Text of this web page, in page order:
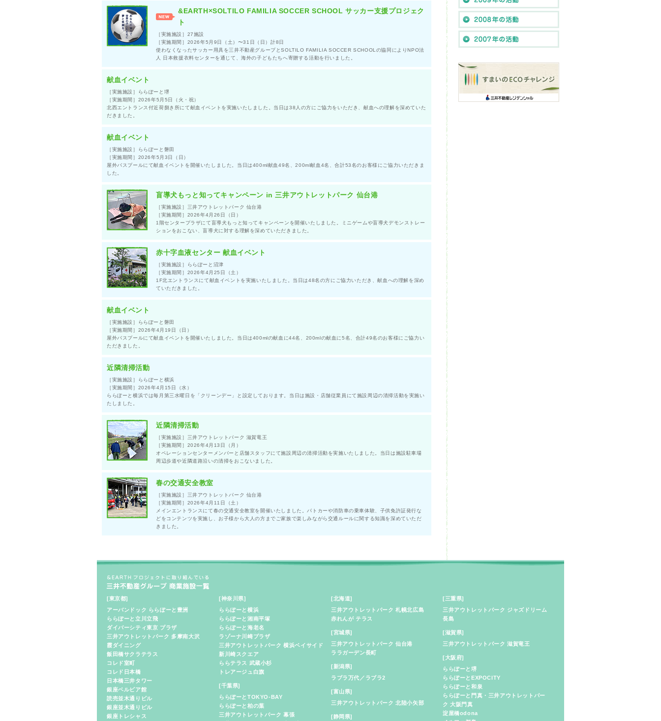
&EARTH×SOLTILO FAMILIA SOCCER SCHOOL サッカー支援プロジェク
ト
［実施施設］27施設
［実施期間］2026年5月9日（土）〜31日（日）計8日
使わなくなったサッカー用具を三井不動産グループとSOLTILO FAMILIA SOCCER SCHOOLの協同によりNPO法
人 日本救援衣料センターを通じて、海外の子どもたちへ寄贈する活動を行いました。
献血イベント
［実施施設］ららぽーと堺
［実施期間］2026年5月5日（火・祝）
北西エントランス付近荷捌き所にて献血イベントを実施いたしました。当日は38人の方にご協力をいただき、献血への理解を深めていた
だきました。
献血イベント
［実施施設］ららぽーと磐田
［実施期間］2026年5月3日（日）
屋外バスプールにて献血イベントを開催いたしました。当日は400ml献血49名、200ml献血4名、合計53名のお客様にご協力いただきま
した。
盲導犬もっと知ってキャンペーン in 三井アウトレットパーク 仙台港
［実施施設］三井アウトレットパーク 仙台港
［実施期間］2026年4月26日（日）
1階センタープラザにて盲導犬もっと知ってキャンペーンを開催いたしました。ミニゲームや盲導犬デモンストレー
ションをおこない、盲導犬に対する理解を深めていただきました。
赤十字血液センター 献血イベント
［実施施設］ららぽーと沼津
［実施期間］2026年4月25日（土）
1F北エントランスにて献血イベントを実施いたしました。当日は48名の方にご協力いただき、献血への理解を深め
ていただきました。
献血イベント
［実施施設］ららぽーと磐田
［実施期間］2026年4月19日（日）
屋外バスプールにて献血イベントを開催いたしました。当日は400mlの献血に44名、200mlの献血に5名、合計49名のお客様にご協力い
ただきました。
近隣清掃活動
［実施施設］ららぽーと横浜
［実施期間］2026年4月15日（水）
ららぽーと横浜では毎月第三水曜日を「クリーンデー」と設定しております。当日は施設・店舗従業員にて施設周辺の清掃活動を実施い
たしました。
近隣清掃活動
［実施施設］三井アウトレットパーク 滋賀竜王
［実施期間］2026年4月13日（月）
オペレーションセンターメンバーと店舗スタッフにて施設周辺の清掃活動を実施いたしました。当日は施設駐車場
周辺歩道や近隣道路沿いの清掃をおこないました。
春の交通安全教室
［実施施設］三井アウトレットパーク 仙台港
［実施期間］2026年4月11日（土）
メインエントランスにて春の交通安全教室を開催いたしました。パトカーや消防車の乗車体験、子供免許証発行な
どをコンテンツを実施し、お子様から大人の方までご家族で楽しみながら交通ルールに関する知識を深めていただ
きました。
[東京都]
アーバンドック ららぽーと豊洲
ららぽーと立川立飛
ダイバーシティ東京 プラザ
三井アウトレットパーク 多摩南大沢
霞ダイニング
飯田橋サクラテラス
コレド室町
コレド日本橋
日本橋三井タワー
銀座ベルビア館
読売並木通りビル
銀座並木通りビル
銀座トレシャス
[神奈川県]
ららぽーと横浜
ららぽーと湘南平塚
ららぽーと海老名
ラゾーナ川崎プラザ
三井アウトレットパーク 横浜ベイサイド
新川崎スクエア
ららテラス 武蔵小杉
トレアージュ白旗
[千葉県]
ららぽーとTOKYO-BAY
ららぽーと柏の葉
三井アウトレットパーク 幕張
[北海道]
三井アウトレットパーク 札幌北広島
赤れんが テラス
[宮城県]
三井アウトレットパーク 仙台港
ララガーデン長町
[新潟県]
ラブラ万代／ラブラ2
[富山県]
三井アウトレットパーク 北陸小矢部
[静岡県]
[三重県]
三井アウトレットパーク ジャズドリーム
長島
[滋賀県]
三井アウトレットパーク 滋賀竜王
[大阪府]
ららぽーと堺
ららぽーとEXPOCITY
ららぽーと和泉
ららぽーと門真・三井アウトレットパー
ク 大阪門真
淀屋橋odona